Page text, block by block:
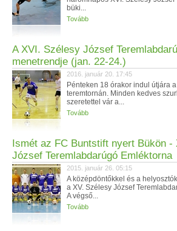
büki...
Tovább
A XVI. Szélesy József
menetrendje (jan. 22-24.)
2016. január 20. 17:45
Pénteken 18 órakor indul útjára
teremtornán. Minden kedves
szeretettel vár a...
Tovább
Ismét az FC Buntstift nyert Bükön -
József Teremlabdarúgó Emléktorna
2015. január 26. 05:15
A középdöntőkkel és a
a XV. Szélesy József
A végső...
Tovább